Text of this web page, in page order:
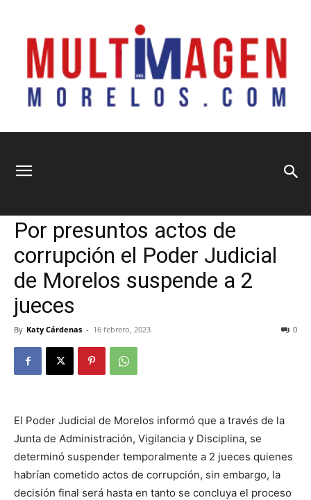
Morelos
Por presuntos actos de
corrupción el Poder Judicial
de Morelos suspende a 2
jueces
By Katy Cárdenas - 16 febrero, 2023 0
El Poder Judicial de Morelos informó que a través de la
Junta de Administración, Vigilancia y Disciplina, se
determinó suspender temporalmente a 2 jueces quienes
habrían cometido actos de corrupción, sin embargo, la
decisión final será hasta en tanto se concluya el proceso